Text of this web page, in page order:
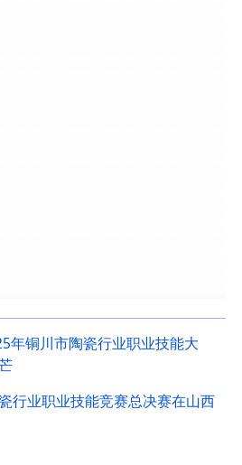
年铜川市陶瓷行业职业技能大
行业职业技能竞赛总决赛在山西